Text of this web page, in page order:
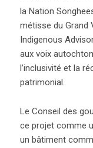
la Nation
métisse du Grand
Indigenous
aux voix
l’inclusivité et la
patrimonial.
Le Conseil des
ce projet comme
un bâtiment